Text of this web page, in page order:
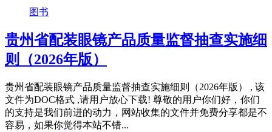
图书
贵州省配装眼镜产品质量监督抽查实施细
则（2026年版）
贵州省配装眼镜产品质量监督抽查实施细则（2026年版） , 该
文件为DOC格式 ,请用户放心下载! 尊敬的用户你们好，你们
的支持是我们前进的动力，网站收集的文件并免费分享都是不
容易，如果你觉得本站不错...